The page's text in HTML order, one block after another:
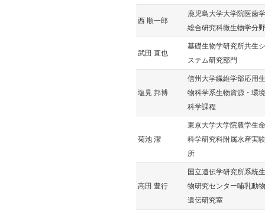
西 順一郎
鹿児島大学大学院医歯学
総合研究科微生物学分野
武田 直也
基礎生物学研究所共生シ
ステム研究部門
塩見 邦博
信州大学繊維学部応用生
物科学系生物資源・環境
科学課程
菊池 潔
東京大学大学院農学生命
科学研究科附属水産実験
所
高田 豊行
国立遺伝学研究所系統生
物研究センター哺乳動物
遺伝研究室